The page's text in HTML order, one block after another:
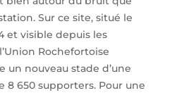
Sur ce site, situé le
et visible depuis les
Rochefortoise
nouveau stade d’une
8 650 supporters. Pour une